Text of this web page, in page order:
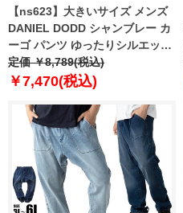
【ns623】大きいサイズ メンズ
DANIEL DODD シャンブレー カ
ーゴ パンツ ゆったりシルエット
830-d-259002w
定価 ￥8,789(税込)
￥7,470(税込)